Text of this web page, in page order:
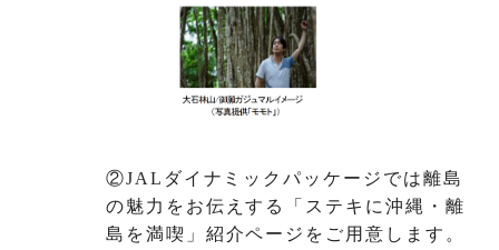
②JALダイナミックパッケージでは離島
の魅力をお伝えする「ステキに沖縄・離
島を満喫」紹介ページをご用意します。